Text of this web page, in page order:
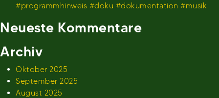
#programmhinweis #doku #dokumentation #musik
Neueste Kommentare
Archiv
Oktober 2025
September 2025
August 2025